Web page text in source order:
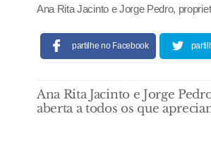
Ana Rita Jacinto e Jorge Pedro,
partilhe no Facebook
Ana Rita Jacinto e Jorge
aberta a todos os que